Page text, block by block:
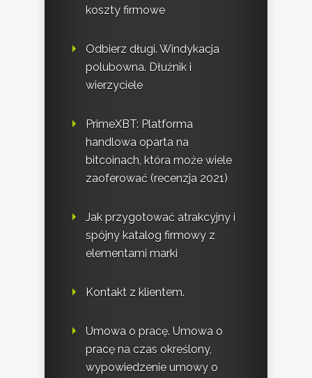
koszty firmowe
Odbierz długi. Windykacja
polubowna. Dłużnik i
wierzyciele
PrimeXBT: Platforma
handlowa oparta na
bitcoinach, która może wiele
zaoferować (recenzja 2021)
Jak przygotować atrakcyjny i
spójny katalog firmowy z
elementami marki
Kontakt z klientem.
Umowa o pracę. Umowa o
pracę na czas określony,
wypowiedzenie umowy o